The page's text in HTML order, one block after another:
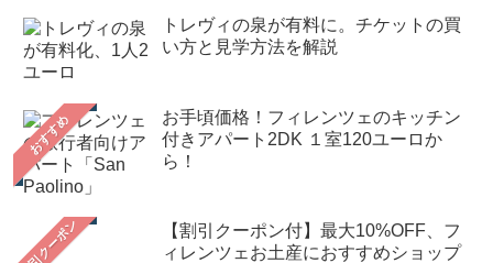
トレヴィの泉が有料に。チケットの買
い方と見学方法を解説
おすすめ
お手頃価格！フィレンツェのキッチン
付きアパート2DK １室120ユーロか
ら！
【割引クーポン付】最大10%OFF、フ
ィレンツェお土産におすすめショップ